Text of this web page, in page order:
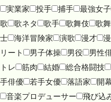
実業家
投手 捕手 最強女子
歌
歌ネタ 歌手 歌舞伎 歌
士
海洋冒険家 演歌 漫才
リート
男子体操 男役 男性
トレ
筋肉 結婚 総合格闘技
手俳優
若手女優 落語家 開
音楽プロデューサー
飛び込